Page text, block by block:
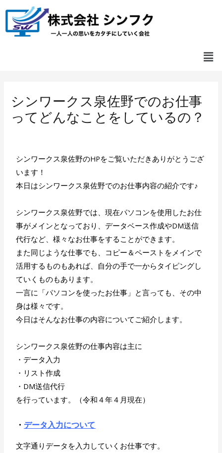
シンワークス泉佐野でのお仕事
ってどんなことをしているの？
シンワークス泉佐野のHPをご覧いただきありがとうござ
います！
本日はシンワークス泉佐野でのお仕事内容の紹介です♪
シンワークス泉佐野では、現在パソコンを使用したお仕
事がメインとなっており、データベース作成やDM送信
代行など、様々なお仕事をすることができます。
また同じような仕事でも、コピー＆ペーストをメインで
活用するものもあれば、自分の手で一からタイピングし
ていくものもあります。
一言に「パソコンを使ったお仕事」と言っても、その中
身は様々です。
今日はそんなお仕事の内容についてご紹介します。
シンワークス泉佐野の仕事内容は主に
・データ入力
・リスト作成
・DM送信代行
を行っています。（令和４年４月現在）
・ データ入力について
文字通りデータを入力していくお仕事です。